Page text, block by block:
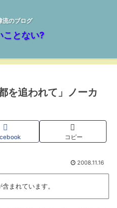
流のブログ
ことない?
を追われて」ノーカ
コピー
2008.11.16
まれています。